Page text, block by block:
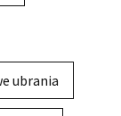
ubrania